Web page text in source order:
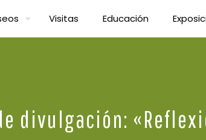
Visitas Educación
divulgación: